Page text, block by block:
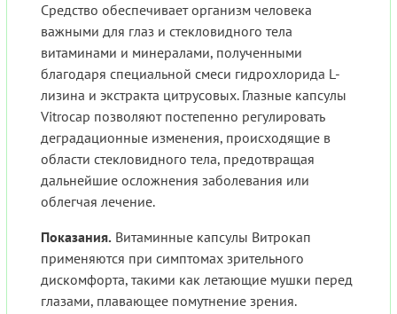
Средство обеспечивает организм человека
важными для глаз и стекловидного тела
витаминами и минералами, полученными
благодаря специальной смеси гидрохлорида L-
лизина и экстракта цитрусовых. Глазные капсулы
Vitrocap позволяют постепенно регулировать
деградационные изменения, происходящие в
области стекловидного тела, предотвращая
дальнейшие осложнения заболевания или
облегчая лечение.
Показания. Витаминные капсулы Витрокап
применяются при симптомах зрительного
дискомфорта, такими как летающие мушки перед
глазами, плавающее помутнение зрения.